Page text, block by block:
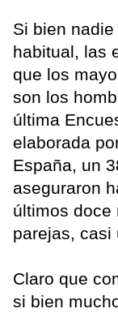
Si bien
habitual, las
que los
son los
última
elaborada
España, un
aseguraron
últimos doce
parejas, casi
Claro que
si bien